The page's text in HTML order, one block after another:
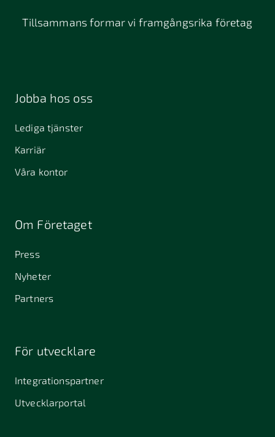
Tillsammans formar vi framgångsrika företag
Jobba hos oss
Lediga tjänster
Karriär
Våra kontor
Om Företaget
Press
Nyheter
Partners
För utvecklare
Integrationspartner
Utvecklarportal